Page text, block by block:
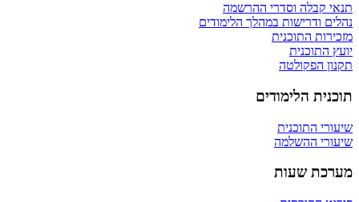
תנאי קבלה וסדרי ההרשמה
נהלים ודרישות במהלך הלימודים
מזכירות התוכנית
יועץ התוכנית
תקנון הפקולטה
תוכנית הלימודים
שיעורי התוכנית
שיעורי ההשלמה
מערכת שעות